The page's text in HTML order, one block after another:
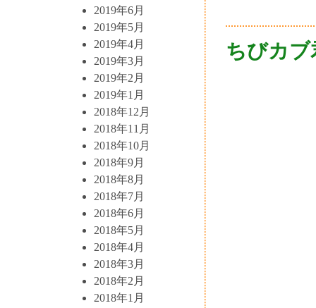
2019年6月
2019年5月
2019年4月
2019年3月
2019年2月
2019年1月
2018年12月
2018年11月
2018年10月
2018年9月
2018年8月
2018年7月
2018年6月
2018年5月
2018年4月
2018年3月
2018年2月
2018年1月
ちびカブ